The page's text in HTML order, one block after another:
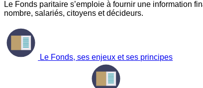
Le Fonds paritaire s’emploie à fournir une information
nombre, salariés, citoyens et décideurs.
Le Fonds, ses enjeux et ses principes